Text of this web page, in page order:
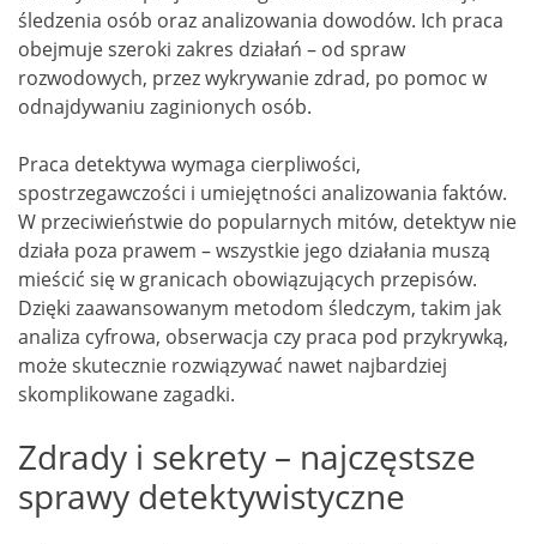
śledzenia osób oraz analizowania dowodów. Ich praca
obejmuje szeroki zakres działań – od spraw
rozwodowych, przez wykrywanie zdrad, po pomoc w
odnajdywaniu zaginionych osób.
Praca detektywa wymaga cierpliwości,
spostrzegawczości i umiejętności analizowania faktów.
W przeciwieństwie do popularnych mitów, detektyw nie
działa poza prawem – wszystkie jego działania muszą
mieścić się w granicach obowiązujących przepisów.
Dzięki zaawansowanym metodom śledczym, takim jak
analiza cyfrowa, obserwacja czy praca pod przykrywką,
może skutecznie rozwiązywać nawet najbardziej
skomplikowane zagadki.
Zdrady i sekrety – najczęstsze
sprawy detektywistyczne